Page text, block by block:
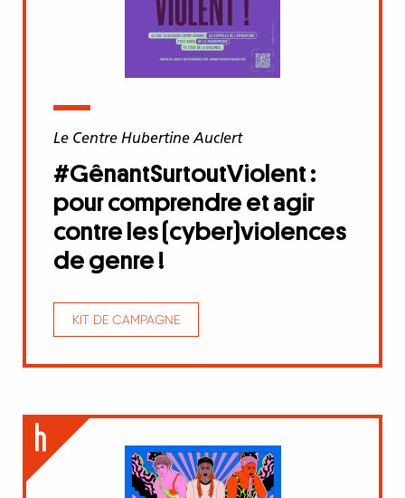
Le Centre Hubertine Auclert
#GênantSurtoutViolent :
pour comprendre et agir
contre les (cyber)violences
de genre !
KIT DE CAMPAGNE